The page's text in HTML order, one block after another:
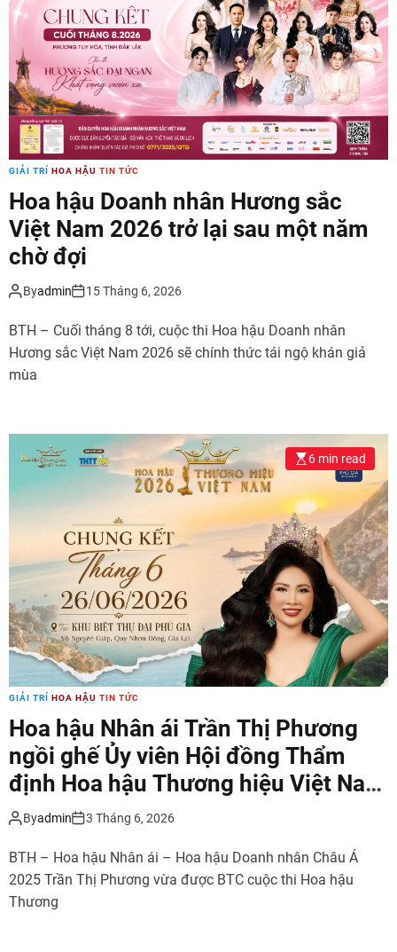
GIẢI TRÍ HOA HẬU TIN TỨC
Hoa hậu Doanh nhân Hương sắc
Việt Nam 2026 trở lại sau một năm
chờ đợi
Byadmin 15 Tháng 6, 2026
BTH – Cuối tháng 8 tới, cuộc thi Hoa hậu Doanh nhân
Hương sắc Việt Nam 2026 sẽ chính thức tái ngộ khán giả
mùa
6 min read
GIẢI TRÍ HOA HẬU TIN TỨC
Hoa hậu Nhân ái Trần Thị Phương
ngồi ghế Ủy viên Hội đồng Thẩm
định Hoa hậu Thương hiệu Việt Nam
2026
Byadmin 3 Tháng 6, 2026
BTH – Hoa hậu Nhân ái – Hoa hậu Doanh nhân Châu Á
2025 Trần Thị Phương vừa được BTC cuộc thi Hoa hậu
Thương